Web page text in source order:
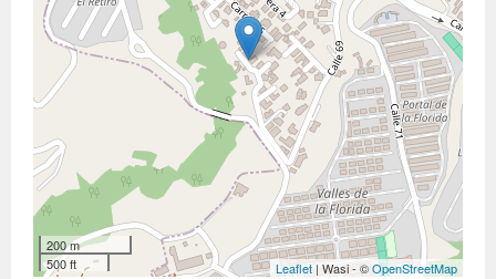
200 m
500 ft
Leaflet | Wasi - ©OpenStreetMap